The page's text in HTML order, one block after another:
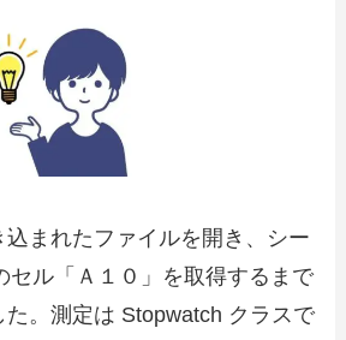
まれたファイルを開き、シー
セル「Ａ１０」を取得するまで
た。測定は Stopwatch クラスで